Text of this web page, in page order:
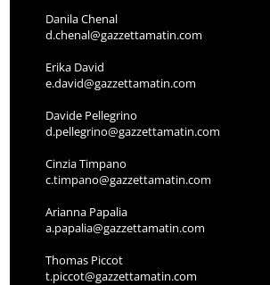
Danila Chenal
d.chenal@gazzettamatin.com
Erika David
e.david@gazzettamatin.com
Davide Pellegrino
d.pellegrino@gazzettamatin.com
Cinzia Timpano
c.timpano@gazzettamatin.com
Arianna Papalia
a.papalia@gazzettamatin.com
Thomas Piccot
t.piccot@gazzettamatin.com